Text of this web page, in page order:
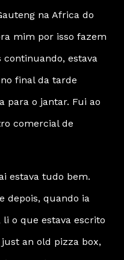
na Africa do
mim por isso fazem
estava
final da tarde
para o jantar. Fui ao
comercial de
estava tudo bem.
depois, quando ia
o que estava escrito
an old pizza box,